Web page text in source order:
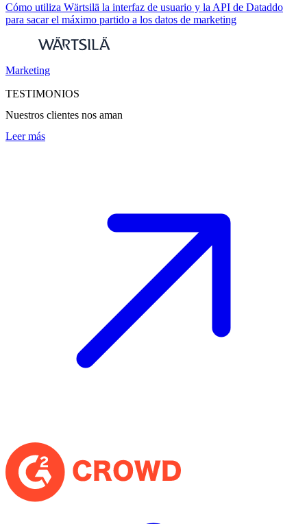
Cómo utiliza Wärtsilä la interfaz de usuario y la API de Dataddo
para sacar el máximo partido a los datos de marketing
Marketing
TESTIMONIOS
Nuestros clientes nos aman
Leer más